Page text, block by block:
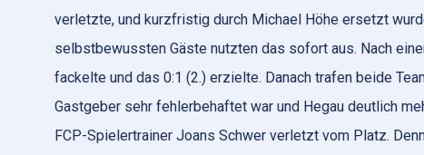
verletzte, und kurzfristig durch Michael Höhe ersetzt
selbstbewussten Gäste nutzten das sofort aus. Nach
fackelte und das 0:1 (2.) erzielte. Danach trafen beide
Gastgeber sehr fehlerbehaftet war und Hegau deutlich
FCP-Spielertrainer Joans Schwer verletzt vom Platz.